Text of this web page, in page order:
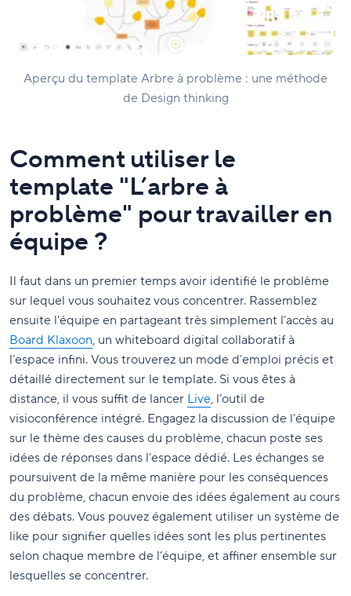
Aperçu du template Arbre à problème : une méthode
de Design thinking
Comment utiliser le
template "L’arbre à
problème" pour travailler en
équipe ?
Il faut dans un premier temps avoir identifié le problème
sur lequel vous souhaitez vous concentrer. Rassemblez
ensuite l'équipe en partageant très simplement l’accès au
Board Klaxoon, un whiteboard digital collaboratif à
l’espace infini. Vous trouverez un mode d’emploi précis et
détaillé directement sur le template. Si vous êtes à
distance, il vous suffit de lancer Live, l’outil de
visioconférence intégré. Engagez la discussion de l’équipe
sur le thème des causes du problème, chacun poste ses
idées de réponses dans l’espace dédié. Les échanges se
poursuivent de la même manière pour les conséquences
du problème, chacun envoie des idées également au cours
des débats. Vous pouvez également utiliser un système de
like pour signifier quelles idées sont les plus pertinentes
selon chaque membre de l’équipe, et affiner ensemble sur
lesquelles se concentrer.